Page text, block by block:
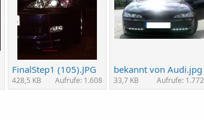
FinalStep1 (105).JPG
428,5 KB Aufrufe: 1.608
bekannt von Audi.jpg
33,7 KB Aufrufe: 1.772